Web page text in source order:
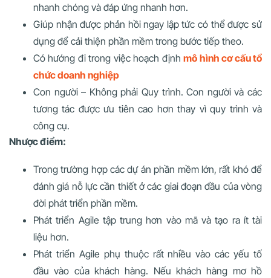
nhanh chóng và đáp ứng nhanh hơn.
Giúp nhận được phản hồi ngay lập tức có thể được sử
dụng để cải thiện phần mềm trong bước tiếp theo.
Có hướng đi trong việc hoạch địnhmô hình cơ cấu tổ
chức doanh nghiệp
Con người – Không phải Quy trình. Con người và các
tương tác được ưu tiên cao hơn thay vì quy trình và
công cụ.
Nhược điểm:
Trong trường hợp các dự án phần mềm lớn, rất khó để
đánh giá nỗ lực cần thiết ở các giai đoạn đầu của vòng
đời phát triển phần mềm.
Phát triển Agile tập trung hơn vào mã và tạo ra ít tài
liệu hơn.
Phát triển Agile phụ thuộc rất nhiều vào các yếu tố
đầu vào của khách hàng. Nếu khách hàng mơ hồ